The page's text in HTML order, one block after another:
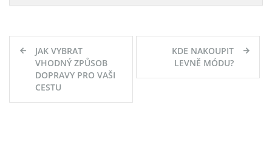
Navigace
pro
příspěvek
JAK VYBRAT
VHODNÝ ZPŮSOB
DOPRAVY PRO VAŠI
CESTU
KDE NAKOUPIT
LEVNĚ MÓDU?